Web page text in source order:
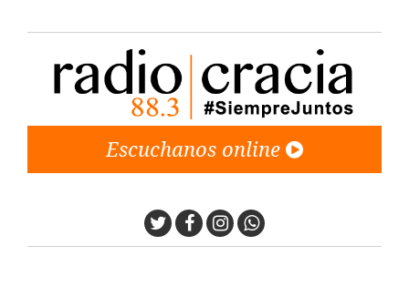
Escuchanos online
TwitterFacebook
Instagram
Whatsapp